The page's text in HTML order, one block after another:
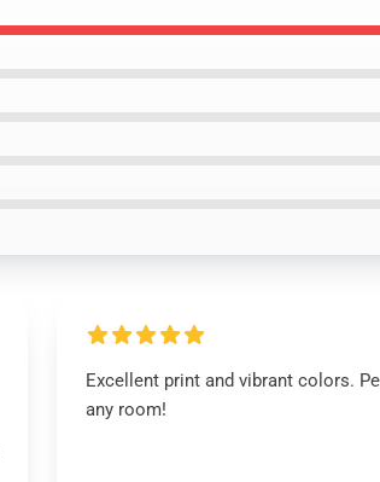
Excellent print and vibrant colors.
any room!